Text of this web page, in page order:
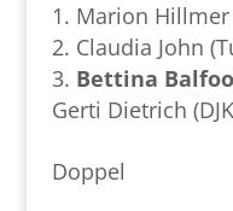
Marion Hillmer
Claudia John
Bettina
Gerti Dietrich
Doppel